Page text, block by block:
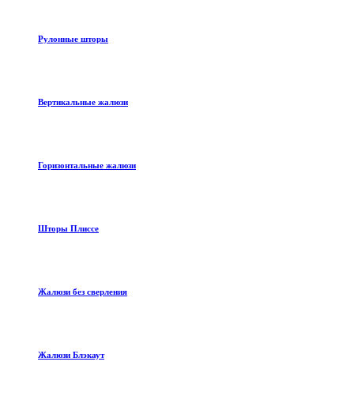
Рулонные шторы
Вертикальные жалюзи
Горизонтальные жалюзи
Шторы Плиссе
Жалюзи без сверления
Жалюзи Блэкаут